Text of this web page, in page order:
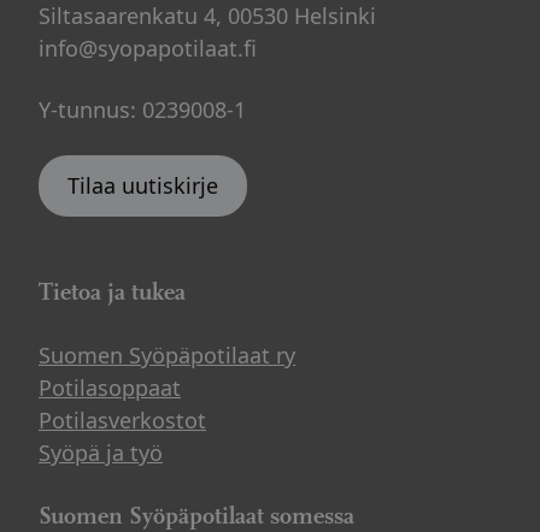
Siltasaarenkatu 4, 00530 Helsinki
info@syopapotilaat.fi
Y-tunnus: 0239008-1
Tilaa uutiskirje
Tietoa ja tukea
Suomen Syöpäpotilaat ry
Potilasoppaat
Potilasverkostot
Syöpä ja työ
Suomen Syöpäpotilaat somessa